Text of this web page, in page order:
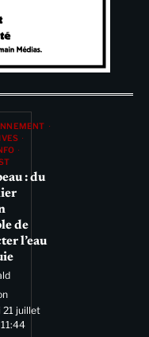
: du
de
l’eau
21 juillet